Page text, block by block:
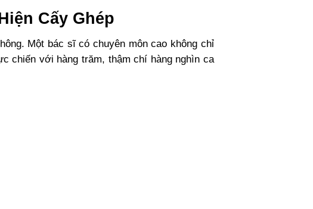
Cấy Ghép
Một bác sĩ có chuyên môn cao không chỉ
chiến với hàng trăm, thậm chí hàng nghìn ca